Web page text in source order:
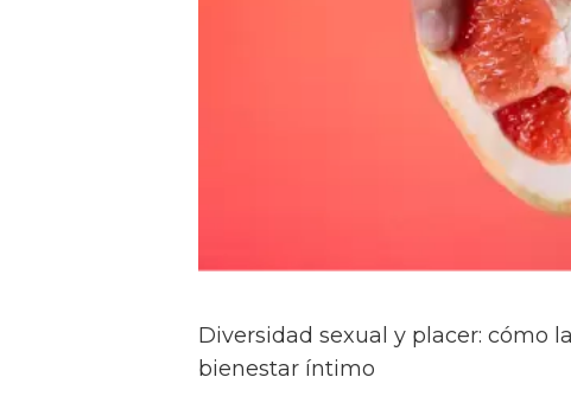
Diversidad sexual y placer: cómo
bienestar íntimo